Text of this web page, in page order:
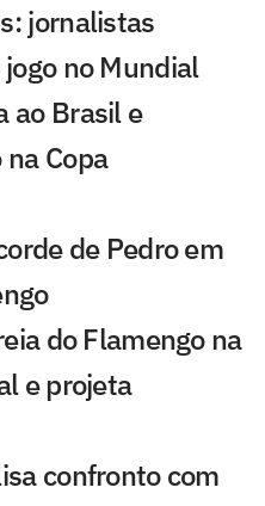
jornalistas
no Mundial
ao Brasil e
Copa
de Pedro em
do Flamengo na
e projeta
confronto com